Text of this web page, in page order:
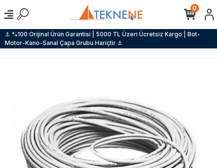
⚓ %100 Orijinal Ürün Garantisi | 5000 TL Üzeri Ücretsiz Kargo | Bot-
Motor-Kano-Sanal Çapa Grubu Hariçtir ⚓
0